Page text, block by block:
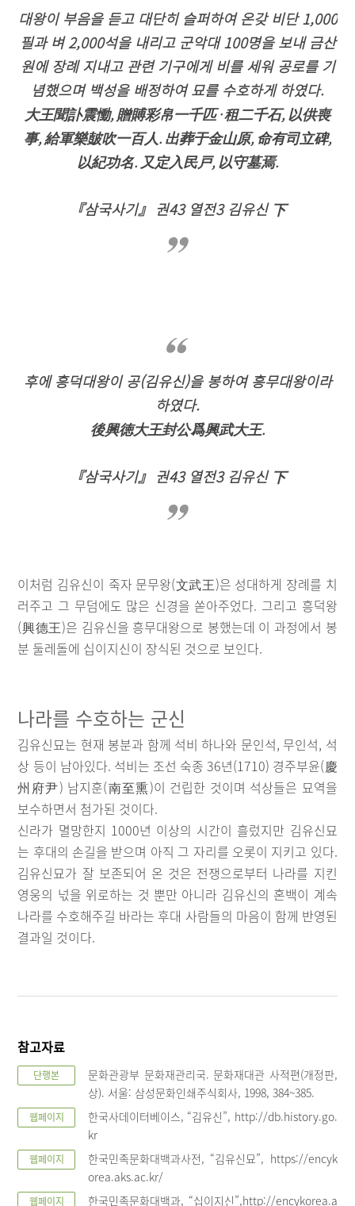
대왕이 부음을 듣고 대단히 슬퍼하여 온갖 비단 1,000
필과 벼 2,000석을 내리고 군악대 100명을 보내 금산
원에 장례 지내고 관련 기구에게 비를 세워 공로를 기
념했으며 백성을 배정하여 묘를 수호하게 하였다.
大王聞訃震慟, 贈賻彩帛一千匹·租二千石, 以供喪
事, 給軍樂皷吹一百人. 出葬于金山原, 命有司立碑,
以紀功名. 又定入民戸, 以守墓焉.
『삼국사기』 권43 열전3 김유신 下
후에 흥덕대왕이 공(김유신)을 봉하여 흥무대왕이라
하였다.
後興徳大王封公爲興武大王.
『삼국사기』 권43 열전3 김유신 下
이처럼 김유신이 죽자 문무왕(文武王)은 성대하게 장례를 치
러주고 그 무덤에도 많은 신경을 쏟아주었다. 그리고 흥덕왕
(興德王)은 김유신을 흥무대왕으로 봉했는데 이 과정에서 봉
분 둘레돌에 십이지신이 장식된 것으로 보인다.
나라를 수호하는 군신
김유신묘는 현재 봉분과 함께 석비 하나와 문인석, 무인석, 석
상 등이 남아있다. 석비는 조선 숙종 36년(1710) 경주부윤(慶
州府尹) 남지훈(南至熏)이 건립한 것이며 석상들은 묘역을
보수하면서 첨가된 것이다.
신라가 멸망한지 1000년 이상의 시간이 흘렀지만 김유신묘
는 후대의 손길을 받으며 아직 그 자리를 오롯이 지키고 있다.
김유신묘가 잘 보존되어 온 것은 전쟁으로부터 나라를 지킨
영웅의 넋을 위로하는 것 뿐만 아니라 김유신의 혼백이 계속
나라를 수호해주길 바라는 후대 사람들의 마음이 함께 반영된
결과일 것이다.
참고자료
단행본
문화관광부 문화재관리국. 문화재대관 사적편(개정판,
상). 서울: 삼성문화인쇄주식회사, 1998, 384~385.
웹페이지
한국사데이터베이스, “김유신”, http://db.history.go.
kr
웹페이지
한국민족문화대백과사전, “김유신묘”, https://encyk
orea.aks.ac.kr/
웹페이지 한국민족문화대백과, “십이지신”,http://encykorea.a